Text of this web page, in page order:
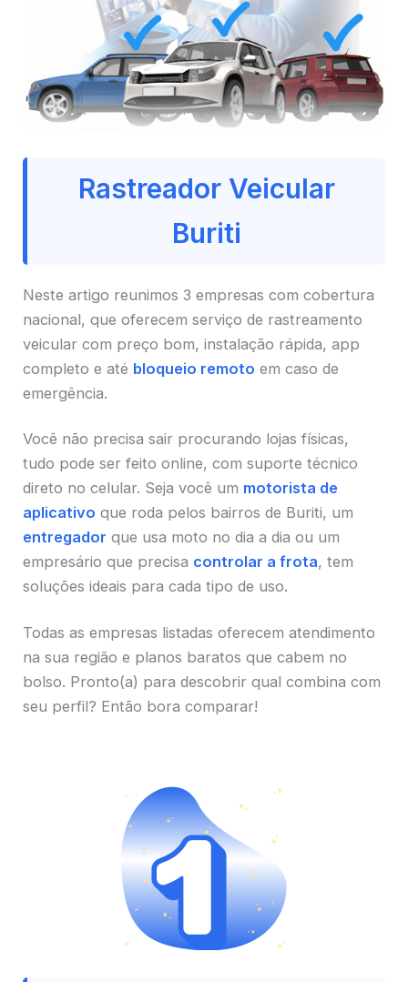
Rastreador Veicular
Buriti
Neste artigo reunimos 3 empresas com cobertura
nacional, que oferecem serviço de rastreamento
veicular com preço bom, instalação rápida, app
completo e até bloqueio remoto em caso de
emergência.
Você não precisa sair procurando lojas físicas,
tudo pode ser feito online, com suporte técnico
direto no celular. Seja você um motorista de
aplicativo que roda pelos bairros de Buriti, um
entregador que usa moto no dia a dia ou um
empresário que precisa controlar a frota, tem
soluções ideais para cada tipo de uso.
Todas as empresas listadas oferecem atendimento
na sua região e planos baratos que cabem no
bolso. Pronto(a) para descobrir qual combina com
seu perfil? Então bora comparar!